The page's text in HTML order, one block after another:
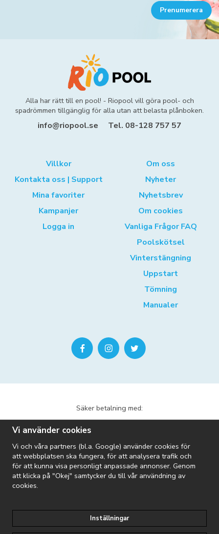
Prenumerera
Alla har rätt till en pool! - Riopool vill göra pool- och
spadrömmen tillgänglig för alla utan att belasta plånboken.
info@riopool.se Tel. 08-128 757 57
Villkor
Kontakta oss | Support
Mina favoriter
Kampanjer
Logga in
Om oss
Nyheter
Nyhetsbrev
Om cookies
Vanliga Frågor FAQ
Poolskötsel
Vinterstängning
Uppstart
Tömning
Manualer
Säker betalning med:
Vi skickar med:
Riopool är en del av Folkpool-koncernen:
Vi använder cookies
Vi och våra partners (bl.a. Google) använder cookies för
att webbplatsen ska fungera, för att analysera trafik och
för att kunna visa personligt anpassade annonser. Genom
att klicka på "Okej" samtycker du till vår användning av
cookies.
Inställningar